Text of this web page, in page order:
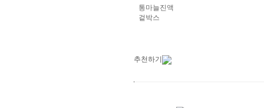
통마늘진액
겉박스
추천하기